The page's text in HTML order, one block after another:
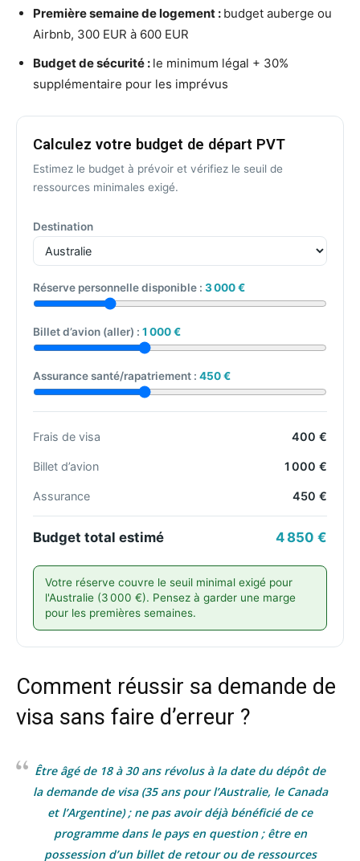
Première semaine de logement : budget auberge ou
Airbnb, 300 EUR à 600 EUR
Budget de sécurité : le minimum légal + 30%
supplémentaire pour les imprévus
Calculez votre budget de départ PVT
Estimez le budget à prévoir et vérifiez le seuil de
ressources minimales exigé.
Destination
Réserve personnelle disponible : 3 000 €
Billet d’avion (aller) : 1 000 €
Assurance santé/rapatriement : 450 €
Frais de visa 400 €
Billet d’avion 1 000 €
Assurance 450 €
Budget total estimé 4 850 €
Votre réserve couvre le seuil minimal exigé pour
l'Australie (3 000 €). Pensez à garder une marge
pour les premières semaines.
Comment réussir sa demande de
visa sans faire d’erreur ?
Être âgé de 18 à 30 ans révolus à la date du dépôt de
la demande de visa (35 ans pour l’Australie, le Canada
et l’Argentine) ; ne pas avoir déjà bénéficié de ce
programme dans le pays en question ; être en
possession d’un billet de retour ou de ressources